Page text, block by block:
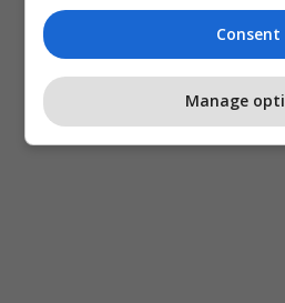
Consent
Manage